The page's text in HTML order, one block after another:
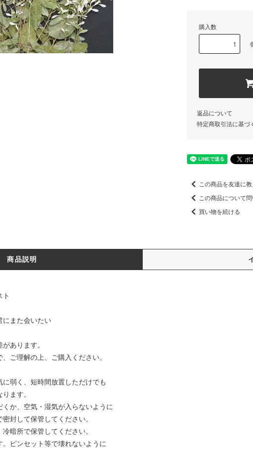
購入数
返品について
特定商取引法に基づ
この商品を友達に
この商品について
買い物を続ける
商品説明
また会いたい
あります。
ご理解の上、ご購入ください。
に弱く、短時間放置しただけでも
ます。
くか、空気・湿気が入らないように
封して保管してください。
暗所で保管してください。
。ピンセット等で壊れないように